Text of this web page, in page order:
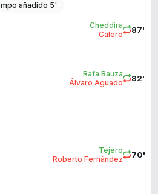
añadido 5'
87'
Cheddira
Calero
82'
Rafa Bauza
Álvaro Aguado
70'
Tejero
Roberto Fernández